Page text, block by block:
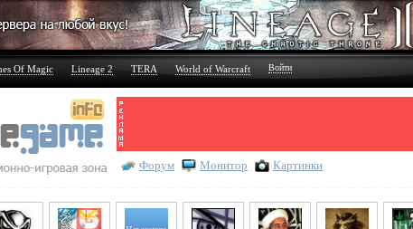
Of Magic Lineage 2 TERA World of Warcraft Войти
Форум Монитор Картинки